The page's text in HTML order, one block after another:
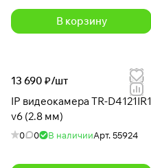
В корзину
13 690 ₽/шт
IP видеокамера TR-D4121IR1
v6 (2.8 мм)
0 0 В наличииАрт.55924